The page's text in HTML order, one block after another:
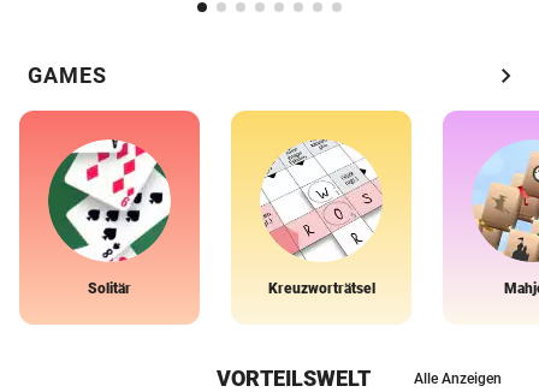
GAMES chevron_right
Solitär Kreuzworträtsel
VORTEILSWELT Alle Anzeigen